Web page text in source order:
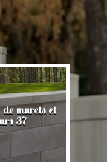
murets et
37